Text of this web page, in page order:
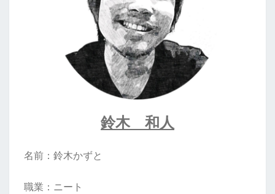
鈴木 和人
名前：鈴木かずと
職業：ニート